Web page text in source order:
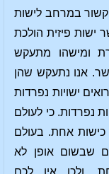
קשור במרחב לישות
ישות פיזית הולכת
ומישהו מתעקש
אנו נתעקש שהן
ישויות נפרדות
נפרדות. כי לעולם
כישות אחת. בעולם
שבשום אופן לא
ולכן אין לכם